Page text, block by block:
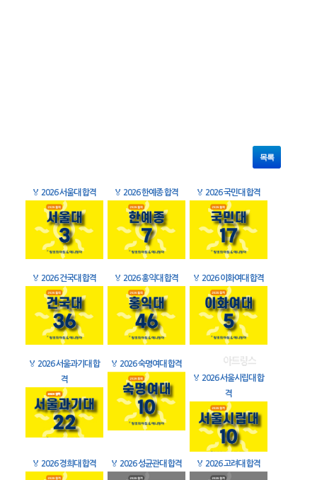
목록
🏅 2026 서울대 합격 🏅 2026 한예종 합격 🏅 2026 국민대 합격
🏅 2026 건국대 합격 🏅 2026 홍익대 합격 🏅 2026 이화여대 합격
🏅 2026 서울과기대 합
격
🏅 2026 숙명여대 합격
🏅 2026 서울시립대 합
격
🏅 2026 경희대 합격 🏅 2026 성균관대 합격 🏅 2026 고려대 합격